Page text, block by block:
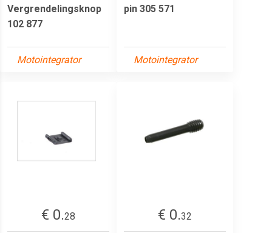
Vergrendelingsknop
102 877
Motointegrator
pin 305 571
Motointegrator
€ 0.28
€ 0.32